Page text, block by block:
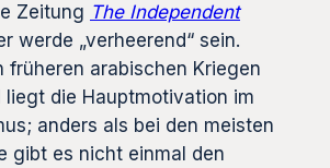
Zeitung The Independent
werde „verheerend“ sein.
früheren arabischen Kriegen
liegt die Hauptmotivation im
anders als bei den meisten
gibt es nicht einmal den